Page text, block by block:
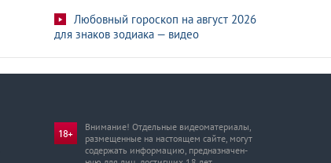
Любовный гороскоп на август 2026
для знаков зодиака — видео
Внимание! Отдельные видеоматериалы,
размещенные на настоящем сайте, могут
содержать информацию, предназначен­